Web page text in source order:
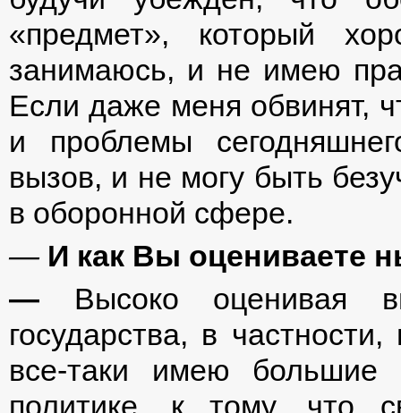
«предмет», который
занимаюсь, и не имею
Если даже меня обвинят,
и проблемы
вызов, и не могу быть
в оборонной сфере.
— И как Вы оцениваете
— Высоко оценивая
государства, в
все-таки имею большие